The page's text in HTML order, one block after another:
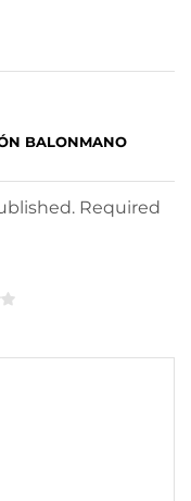
BALONMANO
Required